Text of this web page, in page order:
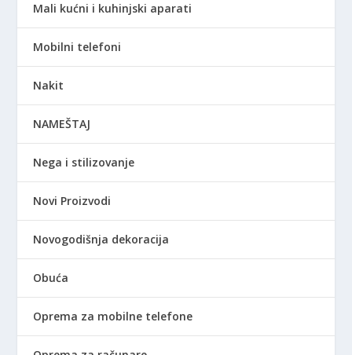
Mali kućni i kuhinjski aparati
Mobilni telefoni
Nakit
NAMEŠTAJ
Nega i stilizovanje
Novi Proizvodi
Novogodišnja dekoracija
Obuća
Oprema za mobilne telefone